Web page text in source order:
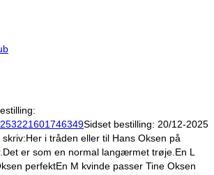
Sidset bestilling: 20/12-2025
Her i tråden eller til Hans Oksen på
Det er som en normal langærmet trøje. En L
perfektEn M kvinde passer Tine Oksen